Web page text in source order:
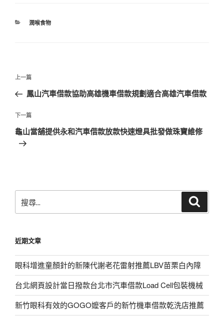
分
潤喉食物
文
導
覽
上
一
文
章
上一篇
鳳山汽車借款協助高雄機車借款規劃適合高雄汽車借款
下
一
篇
下一篇
龜山當舖提供永和汽車借款放款快速燈具批發做珠寶維修
尋
字:
近期文章
眼科增進童顏針的新陳代謝老花雷射推薦LBV苗栗白內障
台北網頁設計當日撥款台北市汽車借款Load Cell包裝機械
新竹眼科有效的GOGO嬤客戶的新竹機車借款乾洗店推薦